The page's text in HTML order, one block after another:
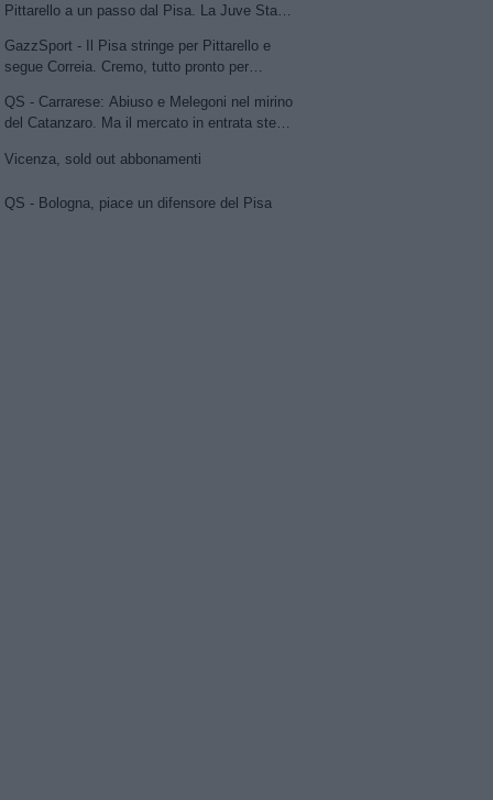
Pittarello a un passo dal Pisa. La Juve Stabia
per la trequarti uno tra Chipperfield e Girma.
Vicenza su Cuppone dell'Entella. Modena,
idea Antonini
GazzSport - Il Pisa stringe per Pittarello e
segue Correia. Cremo, tutto pronto per
portiere Vindahl
QS - Carrarese: Abiuso e Melegoni nel mirino
del Catanzaro. Ma il mercato in entrata stenta
Vicenza, sold out abbonamenti
QS - Bologna, piace un difensore del Pisa